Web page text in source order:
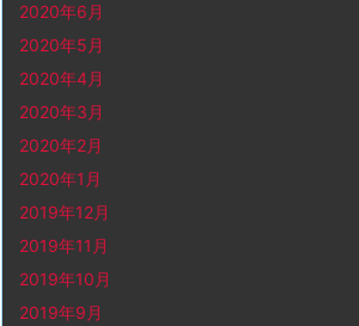
2020年6月
2020年5月
2020年4月
2020年3月
2020年2月
2020年1月
2019年12月
2019年11月
2019年10月
2019年9月